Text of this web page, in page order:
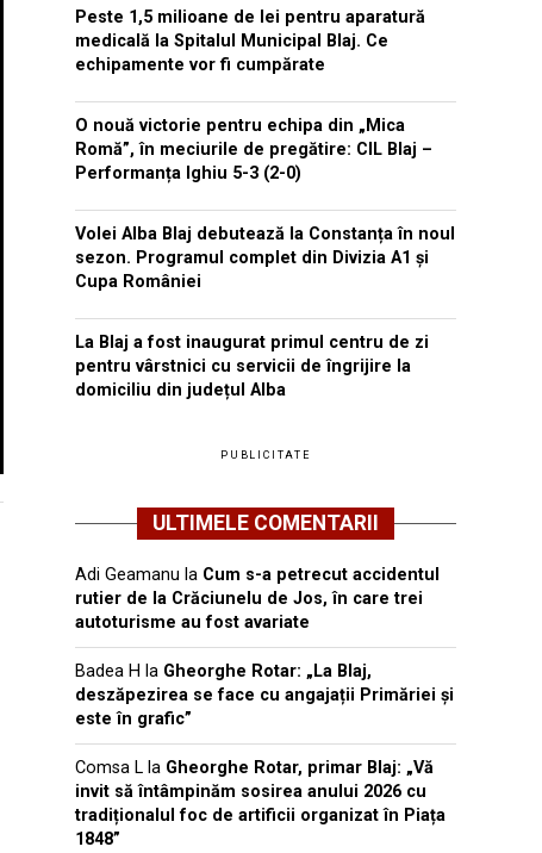
Peste 1,5 milioane de lei pentru aparatură
medicală la Spitalul Municipal Blaj. Ce
echipamente vor fi cumpărate
O nouă victorie pentru echipa din „Mica
Romă”, în meciurile de pregătire: CIL Blaj –
Performanța Ighiu 5-3 (2-0)
Volei Alba Blaj debutează la Constanța în noul
sezon. Programul complet din Divizia A1 și
Cupa României
La Blaj a fost inaugurat primul centru de zi
pentru vârstnici cu servicii de îngrijire la
domiciliu din județul Alba
PUBLICITATE
ULTIMELE COMENTARII
Adi Geamanu la Cum s-a petrecut accidentul
rutier de la Crăciunelu de Jos, în care trei
autoturisme au fost avariate
Badea H la Gheorghe Rotar: „La Blaj,
deszăpezirea se face cu angajații Primăriei și
este în grafic”
Comsa L la Gheorghe Rotar, primar Blaj: „Vă
invit să întâmpinăm sosirea anului 2026 cu
tradiționalul foc de artificii organizat în Piața
1848”